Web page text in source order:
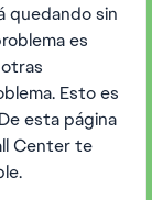
quedando sin
es
Esto es
esta página
Center te